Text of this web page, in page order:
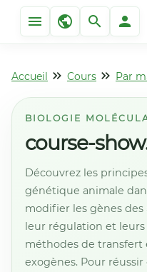
Accueil Cours Par
BIOLOGIE
course-
Découvrez les
génétique animale
modifier les gènes
leur régulation et
méthodes de
exogènes. Pour